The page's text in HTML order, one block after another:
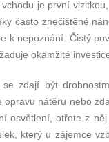
je první
často znečištěné
k nepoznání. Čistý
okamžité
zdají být
nátěru nebo
osvětlení, otřete z
který u zájemce